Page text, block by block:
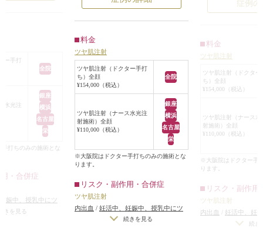
ー手打
全院
水光注
銀座
横浜
名古屋
栄
打ちのみの施術とな
・合併症
娠中、授乳中にツ
ないことについて
きを見る
発した美容注射です。
クトに肌へ注入することで、内側か
らハリ感が溢れるような、まるで真
珠のようなキメ細かい滑らかなツヤ
肌に導きます。
この症例でも、ツヤ肌注射後、肌表
面のキメが整い、全体的にみずみず
しい質感が出ています。
乾燥によるくすみが改善し、自然な
ハリと透明感が感じられる仕上がり
です。
継続することで、より均一で滑らか
ツヤ肌注射はこんな方に向いていま
料金
ツヤ肌注射
ツヤ肌注射（ドクター手打
ち）全顔
¥154,000（税込）
全院
ツヤ肌注射（ナース水光注
射施術）全顔
¥110,000（税込）
銀座
横浜
名古屋
栄
※大阪院はドクター手打ちのみの施術とな
ります。
リスク・副作用・合併症
ツヤ肌注射
内出血 / 妊活中、妊娠中、授乳中にツ
ヤ肌注射を施術できないことについて
続きを見る
症例
料金
ツヤ肌注射
ツヤ肌注射（ドクター
ち）全顔
¥154,000（税込）
ツヤ肌注射（ナース水
射施術）全顔
¥110,000（税込）
※大阪院はドクター手
ります。
リスク・副作用
ツヤ肌注射
内出血
妊活中、妊
ヤ肌注射を施術でき
続き